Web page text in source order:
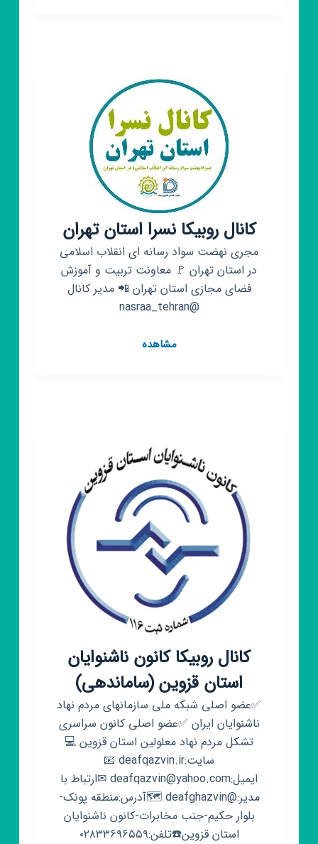
کانال روبیکا نسرا استان تهران
مجری نهضت سواد رسانه ای انقلاب اسلامی
در استان تهران 🚩 معاونت تربیت و آموزش
فضای مجازی استان تهران 📲 مدیر کانال
@nasraa_tehran
مشاهدهکانال
کانال روبیکا کانون ناشنوایان
استان قزوین (ساماندهی)
✅عضو اصلی شبکه ملی سازمانهای مردم نهاد
ناشنوایان ایران ✅عضو اصلی کانون سراسری
تشکل مردم نهاد معلولین استان قزوین 💻
سایت:deafqazvin.ir 📧
ایمیل:deafqazvin@yahoo.com ✉ارتباط با
مدیر:@deafghazvin 🗺آدرس:منطقه پونک-
بلوار حکیم-جنب مخابرات-کانون ناشنوایان
استان قزوین☎️تلفن:۰۲۸۳۳۶۹۶۵۵۹